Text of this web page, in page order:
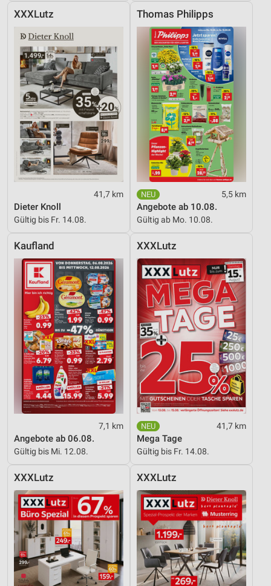
XXXLutz
41,7 km
Dieter Knoll
Gültig bis Fr. 14.08.
Thomas Philipps
5,5 km
Angebote ab 10.08.
Gültig ab Mo. 10.08.
Kaufland
7,1 km
Angebote ab 06.08.
Gültig bis Mi. 12.08.
XXXLutz
41,7 km
Mega Tage
Gültig bis Fr. 14.08.
XXXLutz XXXLutz